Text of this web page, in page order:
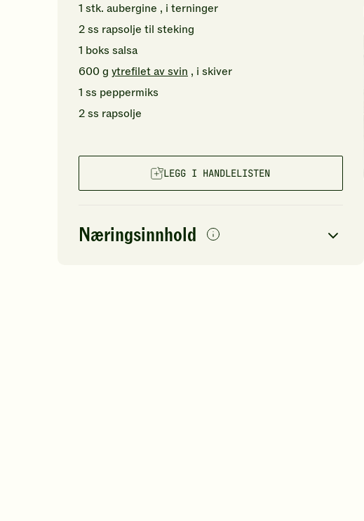
1 stk. aubergine , i terninger
2ss rapsolje til steking
1 boks salsa
600g ytrefilet av svin , i skiver
1 ss peppermiks
2ss rapsolje
LEGG I HANDLELISTEN
Næringsinnhold